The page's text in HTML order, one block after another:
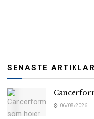
SENASTE
06/08/2026